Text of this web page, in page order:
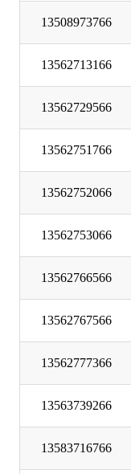
13508973766
13562713166
13562729566
13562751766
13562752066
13562753066
13562766566
13562767566
13562777366
13563739266
13583716766